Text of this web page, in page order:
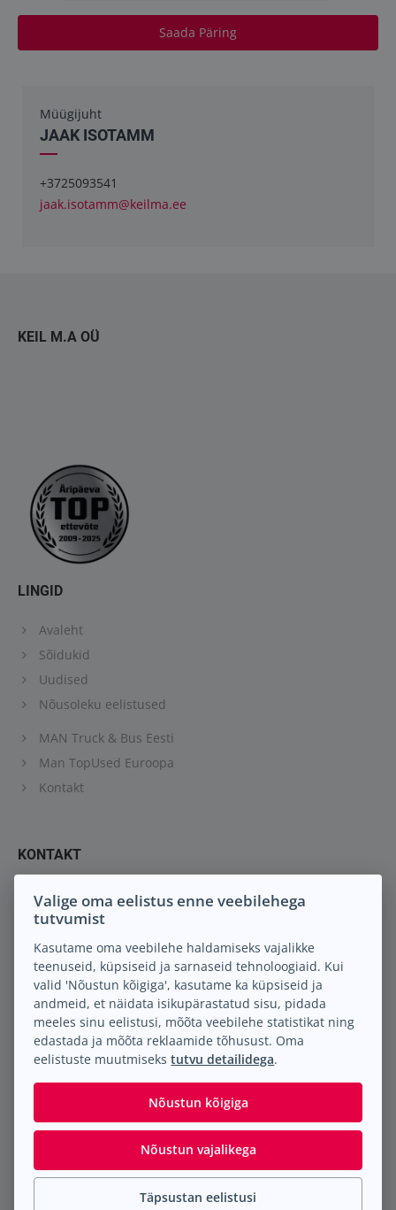
Saada Päring
Müügijuht
JAAK ISOTAMM
+3725093541
jaak.isotamm@keilma.ee
KEIL M.A OÜ
LINGID
Avaleht
Sõidukid
Uudised
Nõusoleku eelistused
MAN Truck & Bus Eesti
Man TopUsed Euroopa
Kontakt
KONTAKT
Keil M.A. OÜ
Peterburi tee 88
info@keilma.ee
+372 605 2000
Facebook
Instagram
Valige oma eelistus enne veebilehega
tutvumist
Kasutame oma veebilehe haldamiseks vajalikke
teenuseid, küpsiseid ja sarnaseid tehnoloogiaid. Kui
valid 'Nõustun kõigiga', kasutame ka küpsiseid ja
andmeid, et näidata isikupärastatud sisu, pidada
meeles sinu eelistusi, mõõta veebilehe statistikat ning
edastada ja mõõta reklaamide tõhusust. Oma
eelistuste muutmisekstutvu detailidega.
Nõustun kõigiga
Nõustun vajalikega
Täpsustan eelistusi